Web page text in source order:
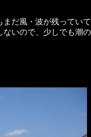
だ風・波が残ってい
いので、少しでも潮